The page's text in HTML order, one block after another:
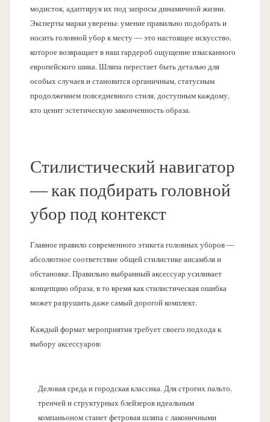
модисток, адаптируя их под запросы динамичной жизни.
Эксперты марки уверены: умение правильно подобрать и
носить головной убор к месту — это настоящее искусство,
которое возвращает в наш гардероб ощущение изысканного
европейского шика. Шляпа перестает быть деталью для
особых случаев и становится органичным, статусным
продолжением повседневного стиля, доступным каждому,
кто ценит эстетическую законченность образа.
Стилистический навигатор
— как подбирать головной
убор под контекст
Главное правило современного этикета головных уборов —
абсолютное соответствие общей стилистике ансамбля и
обстановке. Правильно выбранный аксессуар усиливает
концепцию образа, в то время как стилистическая ошибка
может разрушить даже самый дорогой комплект.
Каждый формат мероприятия требует своего подхода к
выбору аксессуаров:
Деловая среда и городская классика. Для строгих пальто,
тренчей и структурных блейзеров идеальным
компаньоном станет фетровая шляпа с лаконичными